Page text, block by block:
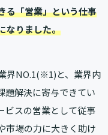
る「営業」という仕事
なりました。
界NO.1(※1)と、業界内
題解決に寄与できてい
ビスの営業として従事
市場の力に大きく助け